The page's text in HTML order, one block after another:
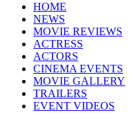
HOME
NEWS
MOVIE REVIEWS
ACTRESS
ACTORS
CINEMA EVENTS
MOVIE GALLERY
TRAILERS
EVENT VIDEOS